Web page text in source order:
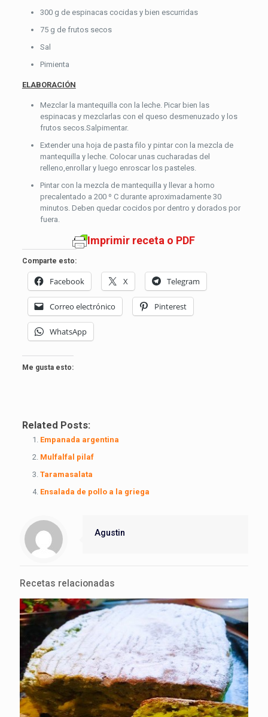
300 g de espinacas cocidas y bien escurridas
75 g de frutos secos
Sal
Pimienta
ELABORACIÓN
Mezclar la mantequilla con la leche. Picar bien las
espinacas y mezclarlas con el queso desmenuzado y los
frutos secos.Salpimentar.
Extender una hoja de pasta filo y pintar con la mezcla de
mantequilla y leche. Colocar unas cucharadas del
relleno,enrollar y luego enroscar los pasteles.
Pintar con la mezcla de mantequilla y llevar a horno
precalentado a 200 º C durante aproximadamente 30
minutos. Deben quedar cocidos por dentro y dorados por
fuera.
Imprimir receta o PDF
Comparte esto:
Facebook X Telegram
Correo electrónico Pinterest
WhatsApp
Me gusta esto:
Related Posts:
Empanada argentina
Mulfalfal pilaf
Taramasalata
Ensalada de pollo a la griega
Agustin
Recetas relacionadas